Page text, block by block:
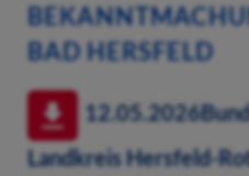
BAD HERSFELD
12.05.2026
Landkreis Hersfeld-